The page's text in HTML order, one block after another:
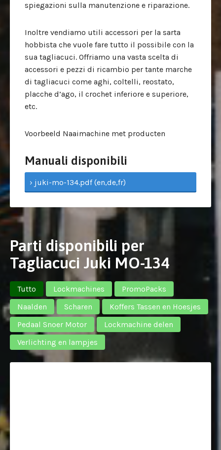
spiegazioni sulla manutenzione e riparazione.
Inoltre vendiamo utili accessori per la sarta
hobbista che vuole fare tutto il possibile con la
sua tagliacuci. Offriamo una vasta scelta di
accessori e pezzi di ricambio per tante marche
di tagliacuci come aghi, coltelli, reostato,
placche d’ago, il crochet inferiore e superiore,
etc.
Voorbeeld Naaimachine met producten
Manuali disponibili
› juki-mo-134.pdf (en,de,fr)
Parti disponibili per
Tagliacuci Juki MO-134
Tutto Lockmachines
PromoPacks
Naalden
Scharen
Koffers Tassen en Hoesjes
Pedaal Snoer Motor
Lockmachine delen
Verlichting en lampjes